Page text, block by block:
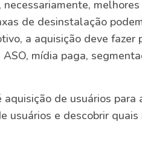
de desinstalação
a aquisição deve fazer
mídia paga,
de usuários para
usuários e descobrir